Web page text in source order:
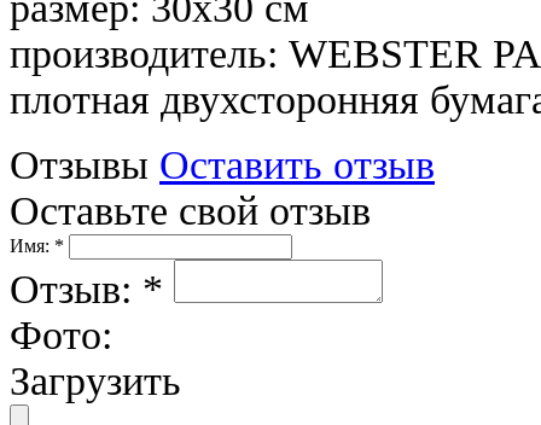
производитель: WEBSTER
плотная двухсторонняя
Отзывы Оставить отзыв
Оставьте свой отзыв
Имя: *
Отзыв: *
Фото:
Загрузить